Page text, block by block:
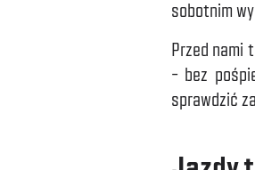
sobotnim
Przed nami
– bez
sprawdzić